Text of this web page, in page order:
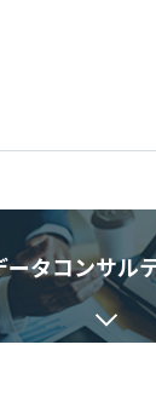
ータコンサル